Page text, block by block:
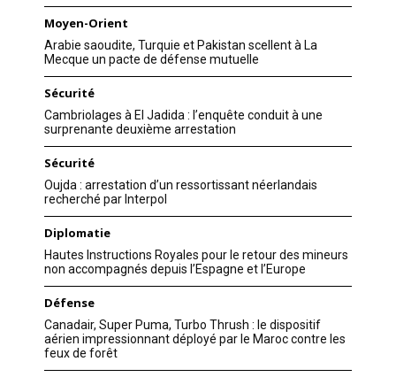
Moyen-Orient
Arabie saoudite, Turquie et Pakistan scellent à La
Mecque un pacte de défense mutuelle
Sécurité
Cambriolages à El Jadida : l’enquête conduit à une
surprenante deuxième arrestation
Sécurité
Oujda : arrestation d’un ressortissant néerlandais
recherché par Interpol
Diplomatie
Hautes Instructions Royales pour le retour des mineurs
non accompagnés depuis l’Espagne et l’Europe
Défense
Canadair, Super Puma, Turbo Thrush : le dispositif
aérien impressionnant déployé par le Maroc contre les
feux de forêt